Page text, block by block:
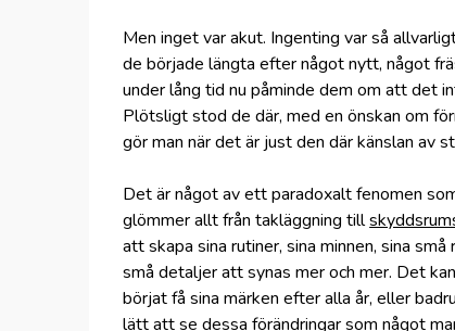
Men inget var akut. Ingenting var så
de började längta efter något nytt, något
under lång tid nu påminde dem om att det
Plötsligt stod de där, med en önskan om
gör man när det är just den där känslan av
Det är något av ett paradoxalt fenomen
glömmer allt från takläggning till
att skapa sina rutiner, sina minnen, sina
små detaljer att synas mer och mer. Det
börjat få sina märken efter alla år, eller
lätt att se dessa förändringar som något